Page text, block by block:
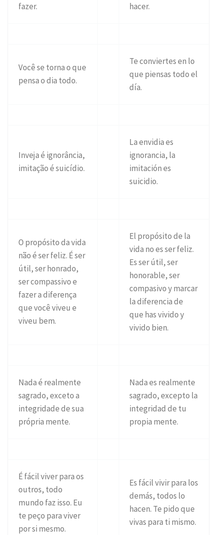
fazer.
hacer.
Você se torna o que
pensa o dia todo.
Te conviertes en lo
que piensas todo el
día.
Inveja é ignorância,
imitação é suicídio.
La envidia es
ignorancia, la
imitación es
suicidio.
O propósito da vida
não é ser feliz. É ser
útil, ser honrado,
ser compassivo e
fazer a diferença
que você viveu e
viveu bem.
El propósito de la
vida no es ser feliz.
Es ser útil, ser
honorable, ser
compasivo y marcar
la diferencia de
que has vivido y
vivido bien.
Nada é realmente
sagrado, exceto a
integridade de sua
própria mente.
Nada es realmente
sagrado, excepto la
integridad de tu
propia mente.
É fácil viver para os
outros, todo
mundo faz isso. Eu
te peço para viver
por si mesmo.
Es fácil vivir para los
demás, todos lo
hacen. Te pido que
vivas para ti mismo.